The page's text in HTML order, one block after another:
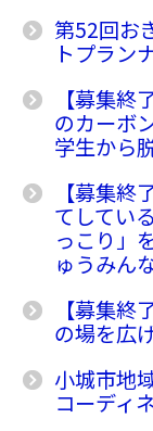
第52回お
トプラン
【募集
のカーボ
学生から
【募集
てしてい
っこり」
ゅうみん
【募集
の場を広
小城市地
コーディ